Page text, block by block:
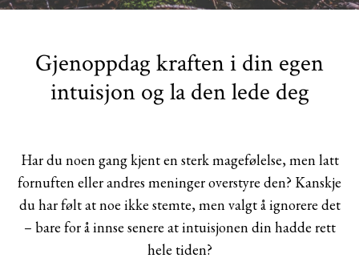
Gjenoppdag kraften i din egen
intuisjon og la den lede deg
Har du noen gang kjent en sterk magefølelse, men latt
fornuften eller andres meninger overstyre den? Kanskje
du har følt at noe ikke stemte, men valgt å ignorere det
– bare for å innse senere at intuisjonen din hadde rett
hele tiden?